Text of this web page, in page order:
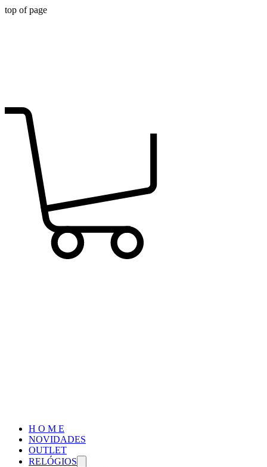
top of page
H O M E
NOVIDADES
OUTLET
RELÓGIOS